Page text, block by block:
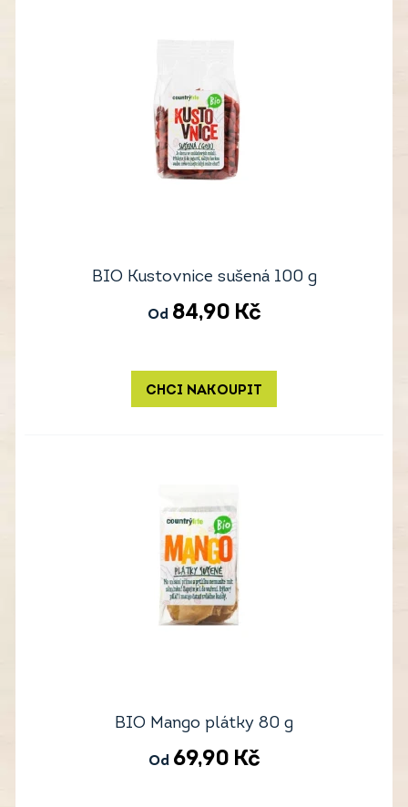
BIO Kustovnice sušená 100 g
Od 84,90 Kč
CHCI NAKOUPIT
BIO Mango plátky 80 g
Od 69,90 Kč